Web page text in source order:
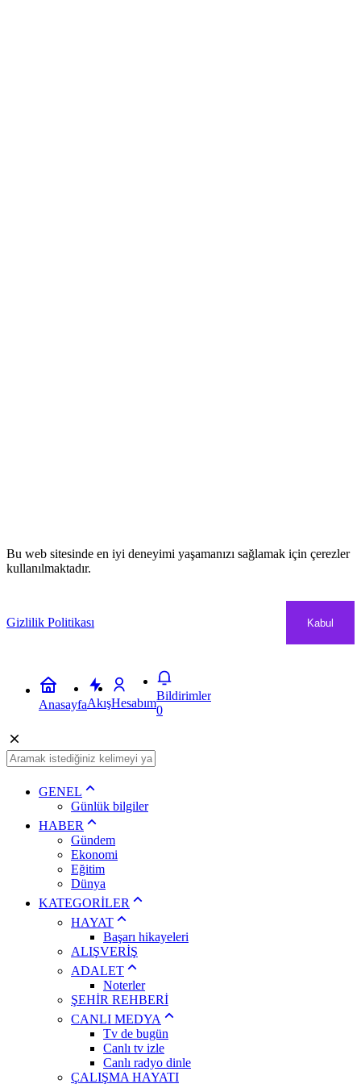
Bu web sitesinde en iyi deneyimi yaşamanızı sağlamak için çerezler
kullanılmaktadır.
Gizlilik Politikası Kabul
AnasayfaAkışHesabım
Bildirimler
0
GENEL
Günlük bilgiler
HABER
Gündem
Ekonomi
Eğitim
Dünya
KATEGORİLER
HAYAT
Başarı hikayeleri
ALIŞVERİŞ
ADALET
Noterler
ŞEHİR REHBERİ
CANLI MEDYA
Tv de bugün
Canlı tv izle
Canlı radyo dinle
ÇALIŞMA HAYATI